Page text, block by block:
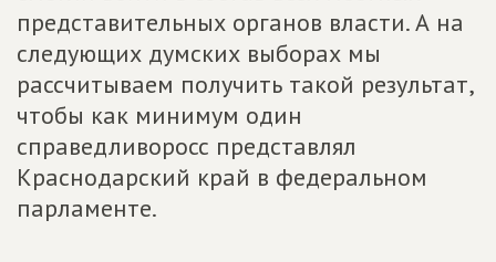
представительных органов власти. А на
следующих думских выборах мы
рассчитываем получить такой результат,
чтобы как минимум один
справедливоросс представлял
Краснодарский край в федеральном
парламенте.